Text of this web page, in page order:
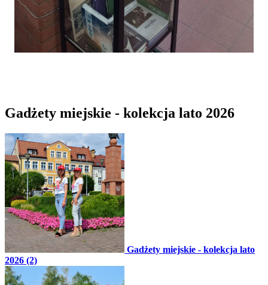
Gadżety miejskie - kolekcja lato 2026
Gadżety miejskie - kolekcja lato
2026 (2)